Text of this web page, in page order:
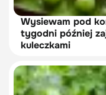
Wysiewam pod
tygodni później
kuleczkami